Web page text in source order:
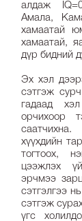
алдаж
Амала,
хамаатай
хамаатай,
дүр бидний
Эх хэл
сэтгэж
гадаад
орчихоор
хүүхдийн
тогтоох,
цээжлэх
эрчмээ
сэтгэлгээ
сэтгэж
үгс